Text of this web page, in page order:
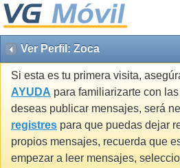
Ver Perfil: Zoca
Si esta es tu primera visita,
AYUDA para familiarizarte con
deseas publicar mensajes, será
registres para que puedas dejar
propios mensajes, recuerda que
empezar a leer mensajes,